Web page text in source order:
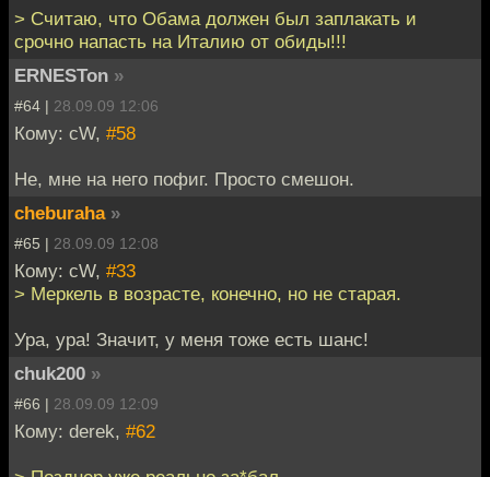
> Считаю, что Обама должен был заплакать и
срочно напасть на Италию от обиды!!!
ERNESTon »
#64 | 28.09.09 12:06
Кому: cW, #58
Не, мне на него пофиг. Просто смешон.
cheburaha »
#65 | 28.09.09 12:08
Кому: cW, #33
> Меркель в возрасте, конечно, но не старая.
Ура, ура! Значит, у меня тоже есть шанс!
chuk200 »
#66 | 28.09.09 12:09
Кому: derek, #62